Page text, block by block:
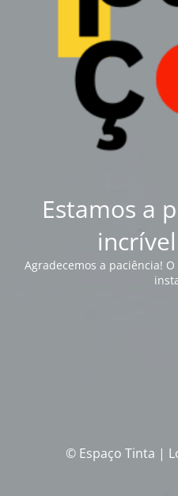
Estamos a
Agradecemos a paciência!
© Espaço Tinta |